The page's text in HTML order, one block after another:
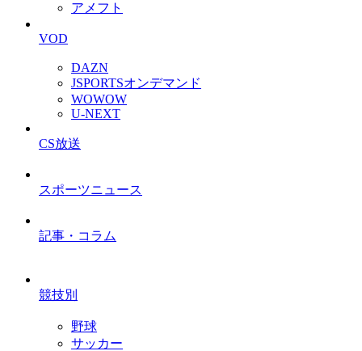
アメフト
VOD
DAZN
JSPORTSオンデマンド
WOWOW
U-NEXT
CS放送
スポーツニュース
記事・コラム
競技別
野球
サッカー